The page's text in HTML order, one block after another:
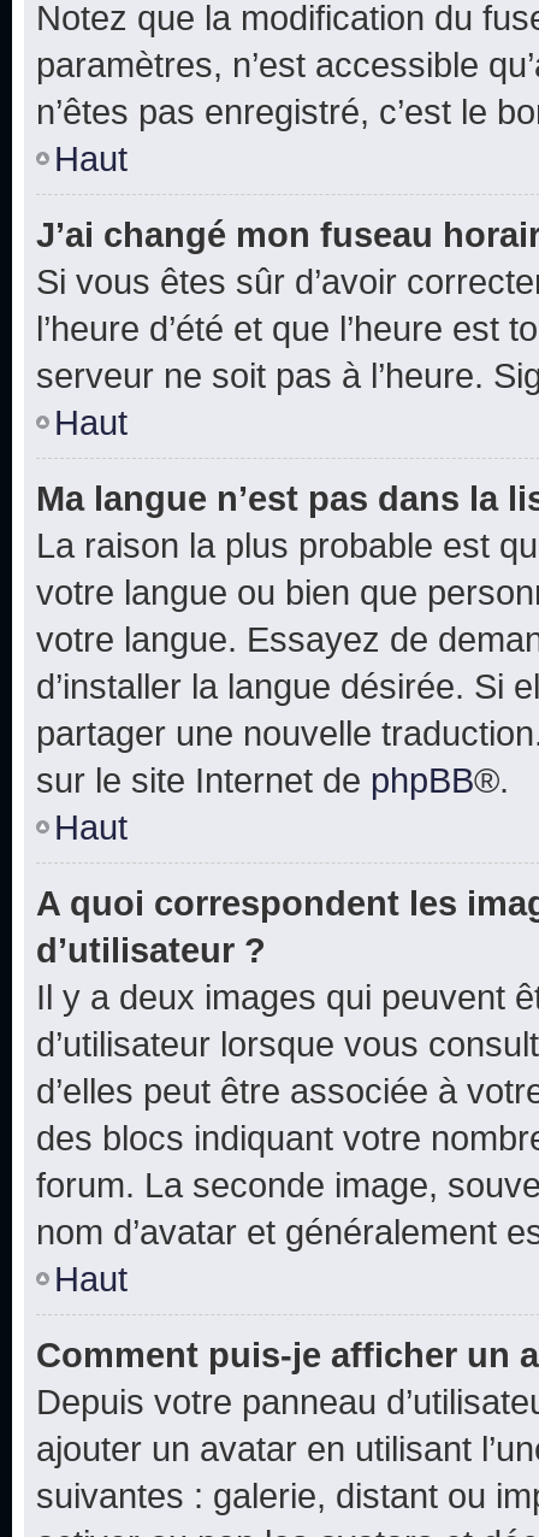
Notez que la modification du
paramètres, n’est accessible
n’êtes pas enregistré, c’est le
Haut
J’ai changé mon fuseau
Si vous êtes sûr d’avoir
l’heure d’été et que l’heure est
serveur ne soit pas à l’heure.
Haut
Ma langue n’est pas dans la
La raison la plus probable est
votre langue ou bien que
votre langue. Essayez de
d’installer la langue désirée. Si
partager une nouvelle
sur le site Internet de phpBB®.
Haut
A quoi correspondent les
d’utilisateur ?
Il y a deux images qui peuvent
d’utilisateur lorsque vous
d’elles peut être associée à
des blocs indiquant votre
forum. La seconde image,
nom d’avatar et généralement
Haut
Comment puis-je afficher un
Depuis votre panneau
ajouter un avatar en utilisant
suivantes : galerie, distant ou